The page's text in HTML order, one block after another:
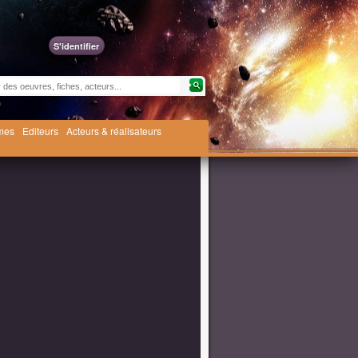
S'identifier
Editeurs Acteurs & réalisateurs